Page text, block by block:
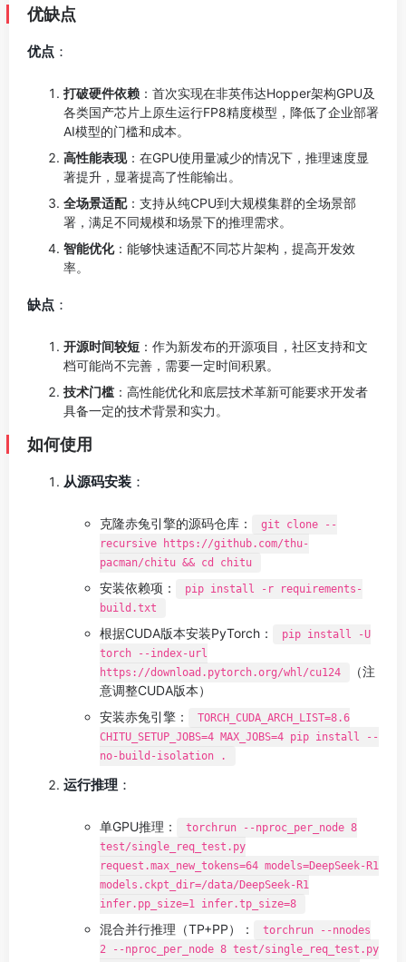
优缺点
优点 ：
打破硬件依赖 ：首次实现在非英伟达Hopper架构GPU及
各类国产芯片上原生运行FP8精度模型，降低了企业部署
AI模型的门槛和成本。
高性能表现：在GPU使用量减少的情况下，推理速度显
著提升，显著提高了性能输出。
全场景适配：支持从纯CPU到大规模集群的全场景部
署，满足不同规模和场景下的推理需求。
智能优化：能够快速适配不同芯片架构，提高开发效
率。
缺点 ：
开源时间较短 ：作为新发布的开源项目，社区支持和文
档可能尚不完善，需要一定时间积累。
技术门槛 ：高性能优化和底层技术革新可能要求开发者
具备一定的技术背景和实力。
如何使用
从源码安装 ：
克隆赤兔引擎的源码仓库：
git clone --
recursive https://github.com/thu-
pacman/chitu && cd chitu
安装依赖项：
pip install -r requirements-
build.txt
根据CUDA版本安装PyTorch：
pip install -U
torch --index-url
https://download.pytorch.org/whl/cu124
（注
意调整CUDA版本）
安装赤兔引擎：
TORCH_CUDA_ARCH_LIST=8.6
CHITU_SETUP_JOBS=4 MAX_JOBS=4 pip install --
no-build-isolation .
运行推理 ：
单GPU推理：
torchrun --nproc_per_node 8
test/single_req_test.py
request.max_new_tokens=64 models=DeepSeek-R1
models.ckpt_dir=/data/DeepSeek-R1
infer.pp_size=1 infer.tp_size=8
混合并行推理（TP+PP）：
torchrun --nnodes
2 --nproc_per_node 8 test/single_req_test.py